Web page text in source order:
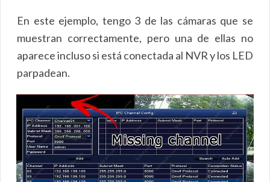
En este ejemplo, tengo 3 de las cámaras que se
muestran correctamente, pero una de ellas no
aparece incluso si está conectada al NVR y los LED
parpadean.